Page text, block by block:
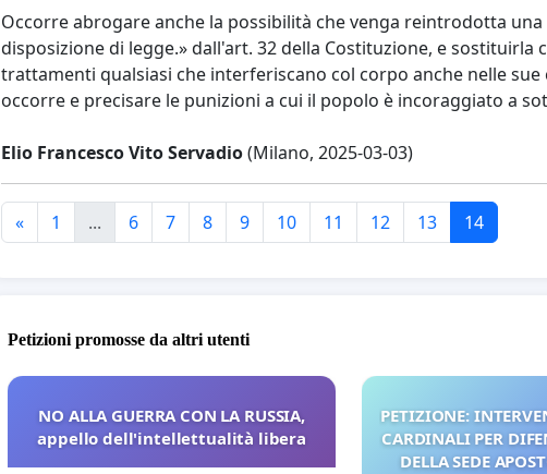
Occorre abrogare anche la possibilità che venga reintrodotta
disposizione di legge.» dall'art. 32 della Costituzione, e
trattamenti qualsiasi che interferiscano col corpo anche nelle
occorre e precisare le punizioni a cui il popolo è incoraggiato a
Elio Francesco Vito Servadio(Milano, 2025-03-03)
« 1 ... 6 7 8 9 10 11 12 13 14
Petizioni promosse da altri utenti
NO ALLA GUERRA CON LA RUSSIA,
appello dell'intellettualità libera
PETIZIONE:
CARDINALI PER
DELLA SEDE